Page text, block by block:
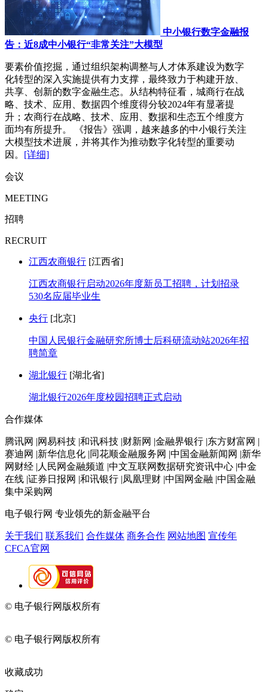
中小银行数字金融报
告：近8成中小银行“非常关注”大模型
要素价值挖掘，通过组织架构调整与人才体系建设为数字
化转型的深入实施提供有力支撑，最终致力于构建开放、
共享、创新的数字金融生态。从结构特征看，城商行在战
略、技术、应用、数据四个维度得分较2024年有显著提
升；农商行在战略、技术、应用、数据和生态五个维度方
面均有所提升。 《报告》强调，越来越多的中小银行关注
大模型技术进展，并将其作为推动数字化转型的重要动
因。 [详细]
会议
MEETING
招聘
RECRUIT
江西农商银行 [江西省]
江西农商银行启动2026年度新员工招聘，计划招录
530名应届毕业生
央行 [北京]
中国人民银行金融研究所博士后科研流动站2026年招
聘简章
湖北银行 [湖北省]
湖北银行2026年度校园招聘正式启动
合作媒体
腾讯网 |网易科技 |和讯科技 |财新网 |金融界银行 |东方财富网 |
赛迪网 |新华信息化 |同花顺金融服务网 |中国金融新闻网 |新华
网财经 |人民网金融频道 |中文互联网数据研究资讯中心 |中金
在线 |证券日报网 |和讯银行 |凤凰理财 |中国网金融 |中国金融
集中采购网
电子银行网 专业领先的新金融平台
关于我们 联系我们 合作媒体 商务合作 网站地图 宣传年
CFCA官网
© 电子银行网版权所有
© 电子银行网版权所有
收藏成功